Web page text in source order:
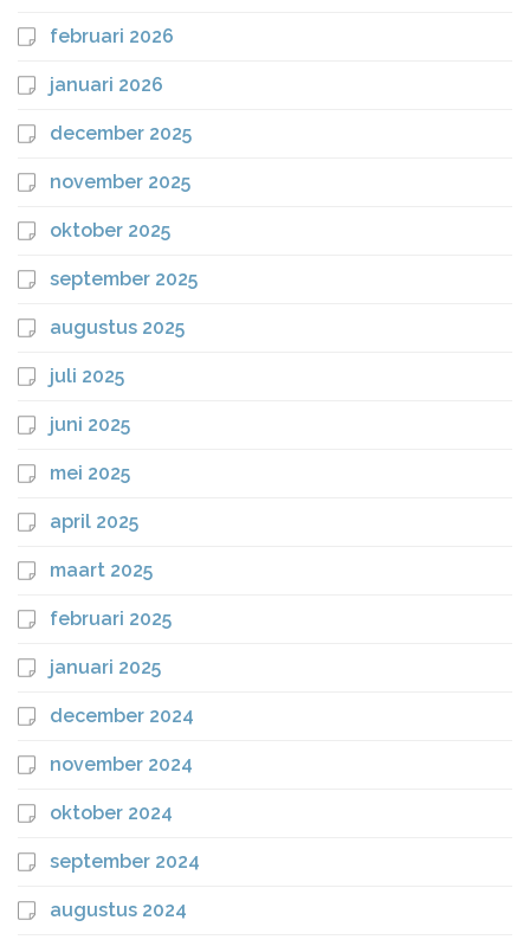
februari 2026
januari 2026
december 2025
november 2025
oktober 2025
september 2025
augustus 2025
juli 2025
juni 2025
mei 2025
april 2025
maart 2025
februari 2025
januari 2025
december 2024
november 2024
oktober 2024
september 2024
augustus 2024